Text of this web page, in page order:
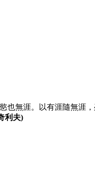
也無涯。以有涯隨無涯
利夫)